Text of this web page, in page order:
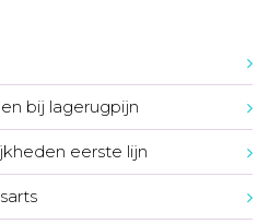
bij lagerugpijn
eerste lijn